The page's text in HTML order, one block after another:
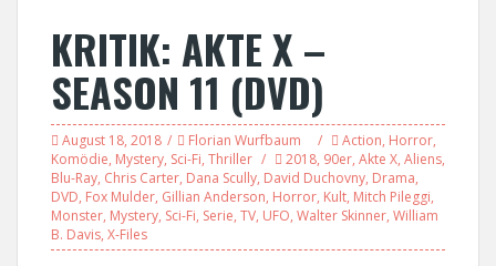
KRITIK: AKTE X –
SEASON 11 (DVD)
August 18, 2018 Florian Wurfbaum Action, Horror,
Komödie, Mystery, Sci-Fi, Thriller 2018, 90er, Akte X, Aliens,
Blu-Ray, Chris Carter, Dana Scully, David Duchovny, Drama,
DVD, Fox Mulder, Gillian Anderson, Horror, Kult, Mitch Pileggi,
Monster, Mystery, Sci-Fi, Serie, TV, UFO, Walter Skinner, William
B. Davis, X-Files